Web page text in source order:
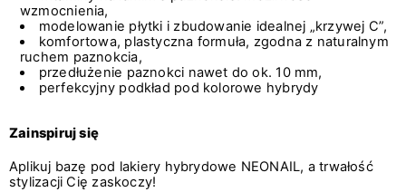
wzmocnienia,
modelowanie płytki i zbudowanie idealnej „krzywej C”,
komfortowa, plastyczna formuła, zgodna z naturalnym
ruchem paznokcia,
przedłużenie paznokci nawet do ok. 10 mm,
perfekcyjny podkład pod kolorowe hybrydy
Zainspiruj się
Aplikuj bazę pod lakiery hybrydowe NEONAIL, a trwałość
stylizacji Cię zaskoczy!